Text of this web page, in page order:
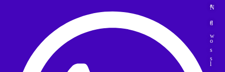
a
d
o
s
N
e
w
s
l